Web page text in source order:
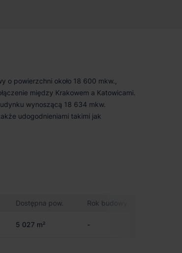
o powierzchni około 18 600 mkw.,
między Krakowem a Katowicami.
wynoszącą 18 634 mkw.
udogodnieniami takimi jak
Dostępna pow. Rok budowy
5 027 m² -